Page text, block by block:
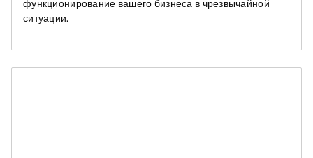
функционирование вашего бизнеса в чрезвычайной
ситуации.